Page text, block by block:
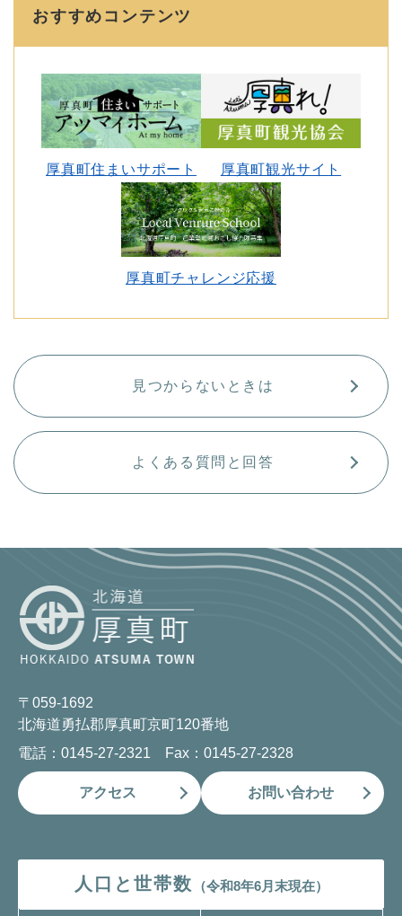
おすすめコンテンツ
厚真町住まいサポート 厚真町観光サイト
厚真町チャレンジ応援
見つからないときは
よくある質問と回答
〒059-1692
北海道勇払郡厚真町京町120番地
電話：0145-27-2321 Fax：0145-27-2328
アクセス お問い合わせ
人口と世帯数 （令和8年6月末現在）